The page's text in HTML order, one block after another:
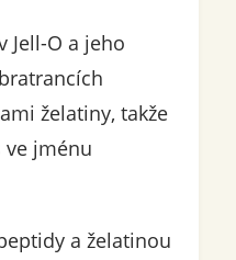
Jell-O a jeho
želatiny, takže
ve jménu
a želatinou